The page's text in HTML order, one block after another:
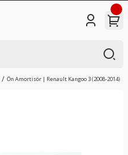
Ön Amortisör | Renault Kangoo 3 (2008-2014)